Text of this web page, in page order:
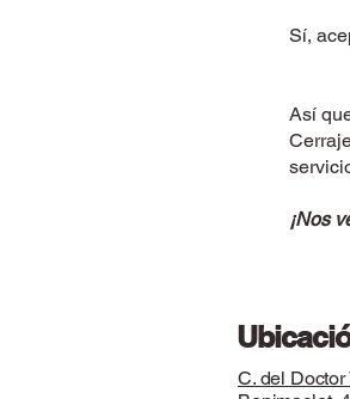
Sí,
Así
¡Nos
C. del